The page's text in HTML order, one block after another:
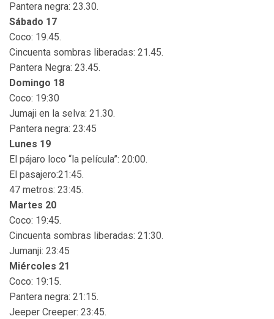
Pantera negra: 23.30.
Sábado 17
Coco: 19.45.
Cincuenta sombras liberadas: 21.45.
Pantera Negra: 23.45.
Domingo 18
Coco: 19:30
Jumaji en la selva: 21.30.
Pantera negra: 23:45
Lunes 19
El pájaro loco “la película”: 20:00.
El pasajero:21:45.
47 metros: 23:45.
Martes 20
Coco: 19:45.
Cincuenta sombras liberadas: 21:30.
Jumanji: 23:45
Miércoles 21
Coco: 19:15.
Pantera negra: 21:15.
Jeeper Creeper: 23:45.